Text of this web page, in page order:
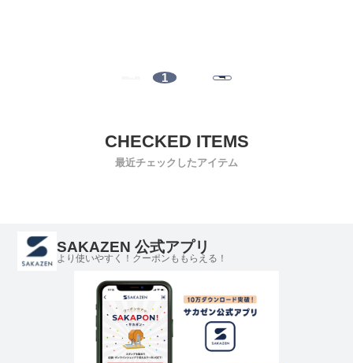
1
最近チェックしたアイテム
SAKAZEN 公式アプリ
より使いやすく！クーポンももらえる！